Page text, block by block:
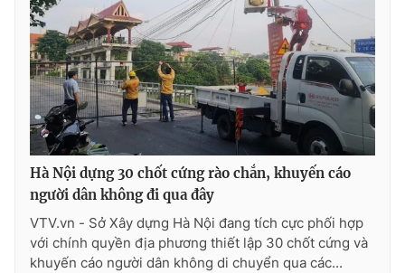
Ðiện thoại Thời báo VTV: 024.66 897 897
Email:toasoan@vtv.vn
Liên hệ quảng cáo:024-7300.7108
Hà Nội dựng 30 chốt cứng rào chắn, khuyến cáo
người dân không đi qua đây
VTV.vn - Sở Xây dựng Hà Nội đang tích cực phối hợp
với chính quyền địa phương thiết lập 30 chốt cứng và
khuyến cáo người dân không di chuyển qua các...